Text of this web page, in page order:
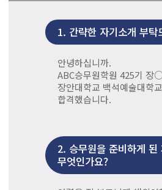
1. 간략한 자기소개 부탁
안녕하십니까.
ABC승무원학원 425기 장
장안대학교 백석예술대학교
합격했습니다.
2. 승무원을 준비하게 된
무엇인가요?